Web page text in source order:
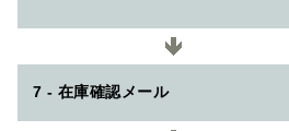
7 - 在庫確認メール